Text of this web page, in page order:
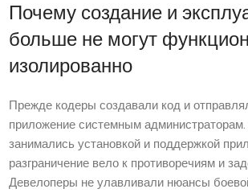
Почему создание и
больше не могут
изолированно
Прежде кодеры создавали код и
приложение системным
занимались установкой и поддержкой
разграничение вело к противоречиям и
Девелоперы не улавливали нюансы